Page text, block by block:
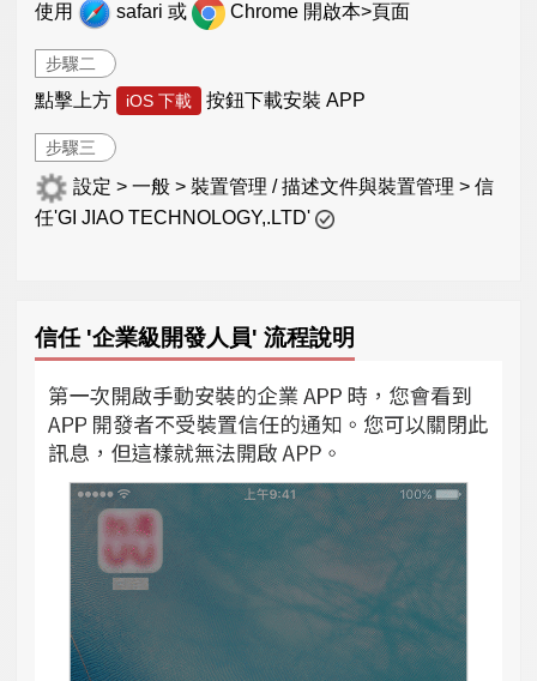
使用 safari 或 Chrome 開啟本>頁面
步驟二
點擊上方 iOS 下載 按鈕下載安裝 APP
步驟三
設定 > 一般 > 裝置管理 / 描述文件與裝置管理 > 信
任'GI JIAO TECHNOLOGY,.LTD'
信任 '企業級開發人員' 流程說明